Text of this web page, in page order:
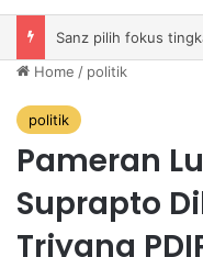
Home / politik
politik
Pameran
Suprapto
Triyana